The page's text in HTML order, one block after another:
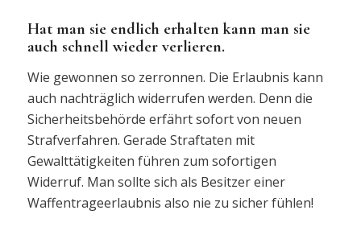
Hat man sie endlich erhalten kann man sie
auch schnell wieder verlieren.
Wie gewonnen so zerronnen. Die Erlaubnis kann
auch nachträglich widerrufen werden. Denn die
Sicherheitsbehörde erfährt sofort von neuen
Strafverfahren. Gerade Straftaten mit
Gewalttätigkeiten führen zum sofortigen
Widerruf. Man sollte sich als Besitzer einer
Waffentrageerlaubnis also nie zu sicher fühlen!